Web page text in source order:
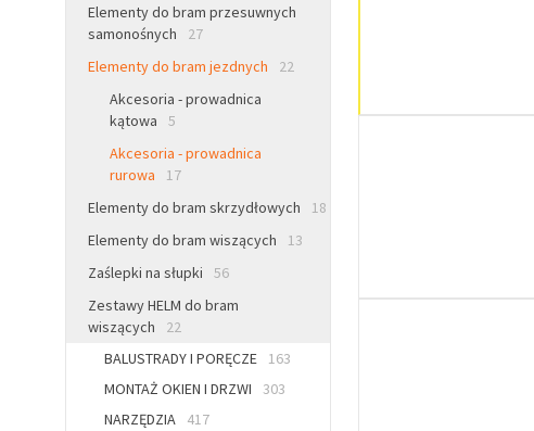
Elementy do bram przesuwnych
samonośnych
27
Elementy do bram jezdnych
22
Akcesoria - prowadnica
kątowa
5
Akcesoria - prowadnica
rurowa
17
Elementy do bram skrzydłowych
18
Elementy do bram wiszących
13
Zaślepki na słupki
56
Zestawy HELM do bram
wiszących
22
BALUSTRADY I PORĘCZE
163
MONTAŻ OKIEN I DRZWI
303
NARZĘDZIA
417